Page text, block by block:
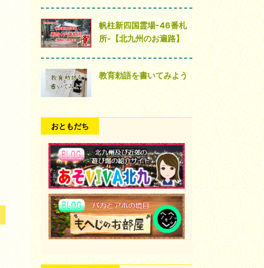
帆柱新四国霊場-46番札
所-【北九州のお遍路】
教育勅語を書いてみよう
おともだち